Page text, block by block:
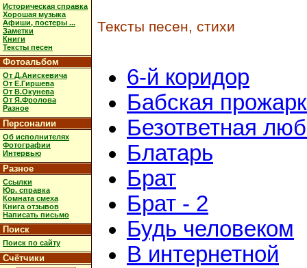
Историческая справка
Хорошая музыка
Афиши, постеры ...
Заметки
Книги
Тексты песен
Фотоальбом
От Д.Анискевича
От Е.Гиршева
От В.Окунева
От Я.Фролова
Разное
Персоналии
Об исполнителях
Фотографии
Интервью
Разное
Ссылки
Юр. справка
Комната смеха
Книга отзывов
Написать письмо
Поиск
Поиск по сайту
Счётчики
Тексты песен, стихи
6-й коридор
Бабская
Безответная
Блатарь
Брат
Брат - 2
Будь человеком
В интернетной